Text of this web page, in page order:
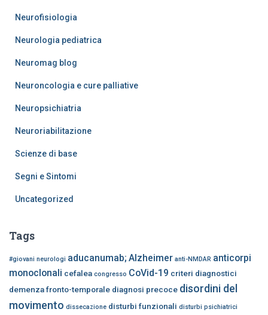
Neurofisiologia
Neurologia pediatrica
Neuromag blog
Neuroncologia e cure palliative
Neuropsichiatria
Neuroriabilitazione
Scienze di base
Segni e Sintomi
Uncategorized
Tags
#giovani neurologi aducanumab; Alzheimer anti-NMDAR anticorpi
monoclonali cefalea congresso CoVid-19 criteri diagnostici
demenza fronto-temporale diagnosi precoce disordini del
movimento dissecazione disturbi funzionali disturbi psichiatrici